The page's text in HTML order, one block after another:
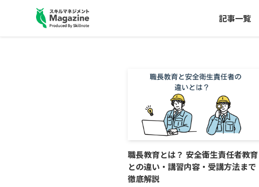
記事一覧
職長教育とは？ 安全衛生責任者教育
との違い・講習内容・受講方法まで
徹底解説